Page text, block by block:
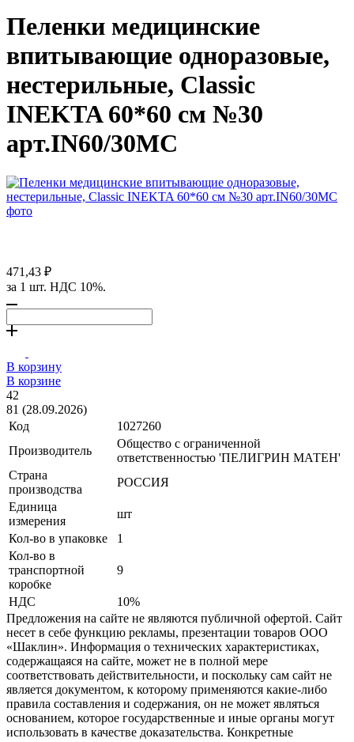
Пеленки медицинские
впитывающие одноразовые,
нестерильные, Classic
INEKTA 60*60 см №30
арт.IN60/30MC
471,43 ₽
за 1 шт. НДС 10%.
В корзину
В корзине
42
81 (28.09.2026)
Код
1027260
Производитель
Общество с ограниченной
ответственностью 'ПЕЛИГРИН МАТЕН'
Страна
производства
РОССИЯ
Единица
измерения
шт
Кол-во в упаковке
1
Кол-во в
транспортной
коробке
9
НДС
10%
Предложения на сайте не являются публичной офертой. Сайт
несет в себе функцию рекламы, презентации товаров ООО
«Шаклин». Информация о технических характеристиках,
содержащаяся на сайте, может не в полной мере
соответствовать действительности, и поскольку сам сайт не
является документом, к которому применяются какие-либо
правила составления и содержания, он не может являться
основанием, которое государственные и иные органы могут
использовать в качестве доказательства. Конкретные